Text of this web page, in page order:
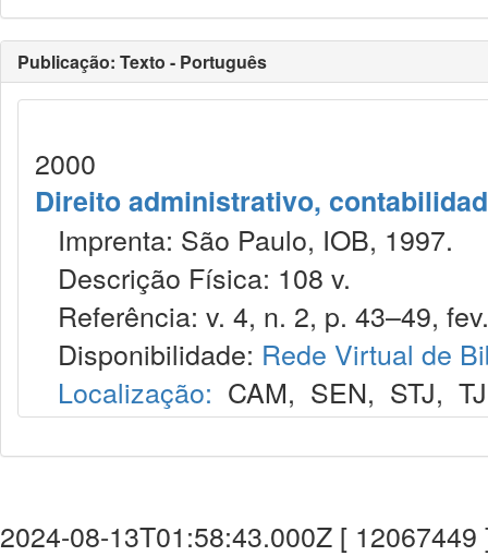
Publicação: Texto - Português
2000
Direito administrativo,
Imprenta: São Paulo, IOB, 1997.
Descrição Física: 108 v.
Referência: v. 4, n. 2, p. 43–49,
Disponibilidade: Rede Virtual de
Localização: CAM, SEN, STJ,
2024-08-13T01:58:43.000Z [ 12067449